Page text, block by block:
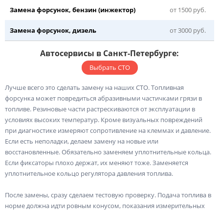
Замена форсунок, бензин (инжектор) от 1500 руб.
Замена форсунок, дизель от 3000 руб.
Автосервисы в Санкт-Петербурге:
Выбрать СТО
Лучше всего это сделать замену на наших СТО. Топливная
форсунка может повредиться абразивными частичками грязи в
топливе. Резиновые части растрескиваются от эксплуатации в
условиях высоких температур. Кроме визуальных повреждений
при диагностике измеряют сопротивление на клеммах и давление.
Если есть неполадки, делаем замену на новые или
восстановленные. Обязательно заменяем уплотнительные кольца.
Если фиксаторы плохо держат, их меняют тоже. Заменяется
уплотнительное кольцо регулятора давления топлива.
После замены, сразу сделаем тестовую проверку. Подача топлива в
норме должна идти ровным конусом, показания измерительных